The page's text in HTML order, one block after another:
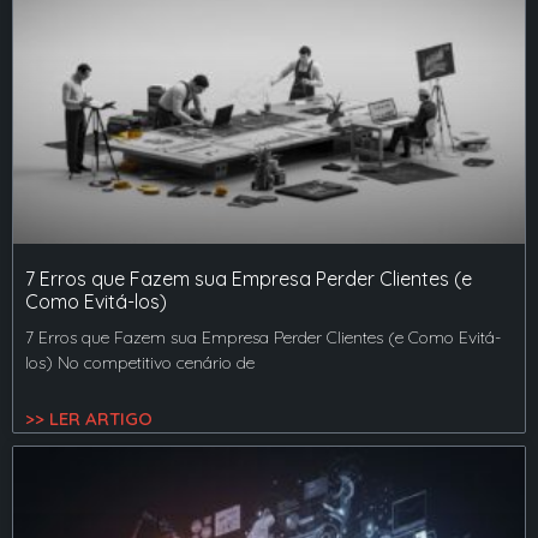
7 Erros que Fazem sua Empresa Perder Clientes (e
Como Evitá-los)
7 Erros que Fazem sua Empresa Perder Clientes (e Como Evitá-
los) No competitivo cenário de
>> LER ARTIGO